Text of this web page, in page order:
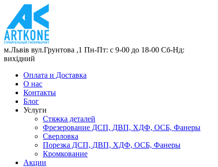
м.Львів вул.Грунтова ,1 Пн-Пт: с 9-00 до 18-00 Сб-Нд:
вихідний
Оплата и Доставка
О нас
Контакты
Блог
Услуги
Стяжка деталей
Фрезерование ДСП, ДВП, ХДФ, ОСБ, Фанеры
Сверловка
Порезка ДСП, ДВП, ХДФ, ОСБ, Фанеры
Кромкование
Акции